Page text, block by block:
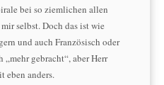
bei so ziemlichen allen
selbst. Doch das ist wie
und auch Französisch oder
gebracht“, aber Herr
eben anders.